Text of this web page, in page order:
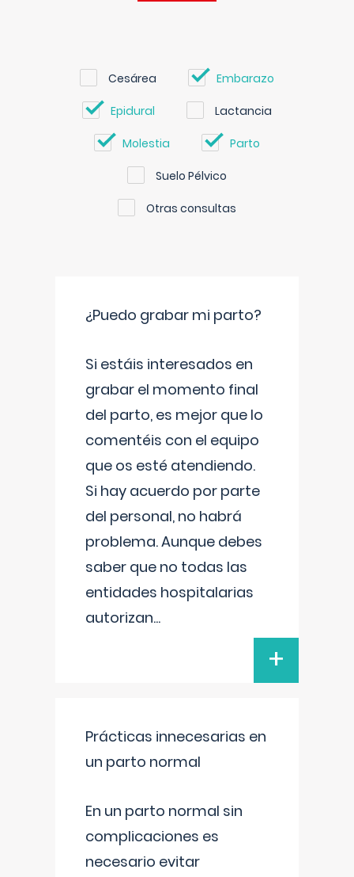
Cesárea Embarazo
Epidural Lactancia
Molestia Parto
Suelo Pélvico
Otras consultas
¿Puedo grabar mi parto?
Si estáis interesados en
grabar el momento final
del parto, es mejor que lo
comentéis con el equipo
que os esté atendiendo.
Si hay acuerdo por parte
del personal, no habrá
problema. Aunque debes
saber que no todas las
entidades hospitalarias
autorizan...
+
Prácticas innecesarias en
un parto normal
En un parto normal sin
complicaciones es
necesario evitar